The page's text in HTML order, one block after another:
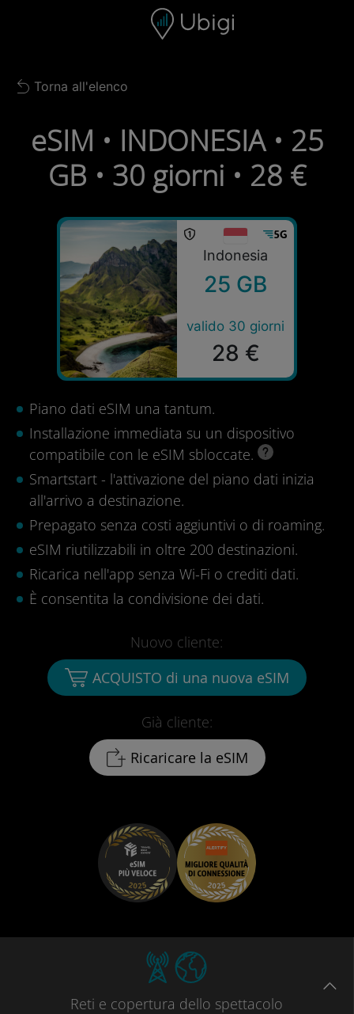
Barra di navigazione
Back to list
Torna all'elenco
eSIM • INDONESIA • 25
GB • 30 giorni • 28 €
Indonesia
25 GB
valido 30 giorni
28 €
Piano dati eSIM una tantum.
Installazione immediata su un dispositivo
compatibile con le eSIM sbloccate.
Smartstart - l'attivazione del piano dati inizia
all'arrivo a destinazione.
Prepagato senza costi aggiuntivi o di roaming.
eSIM riutilizzabili in oltre 200 destinazioni.
Ricarica nell'app senza Wi-Fi o crediti dati.
È consentita la condivisione dei dati.
Già cliente:
Ricaricare la eSIM
Nuovo cliente:
ACQUISTO di una nuova eSIM
Reti e copertura dello spettacolo